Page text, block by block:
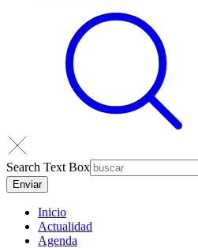
Search Text Box
Inicio
Actualidad
Agenda